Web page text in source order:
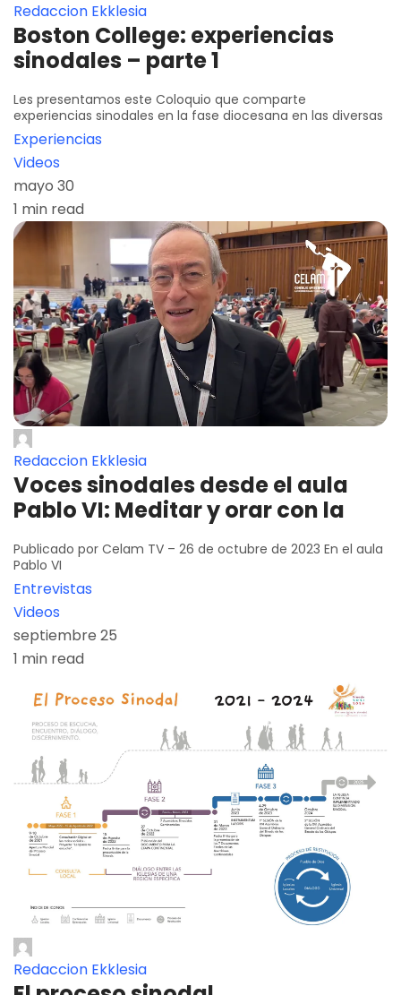
Redaccion Ekklesia
Boston College: experiencias
sinodales – parte 1
Les presentamos este Coloquio que comparte
experiencias sinodales en la fase diocesana en las diversas
Experiencias
Videos
mayo 30
1 min read
Redaccion Ekklesia
Voces sinodales desde el aula
Pablo VI: Meditar y orar con la
Publicado por Celam TV – 26 de octubre de 2023 En el aula
Pablo VI
Entrevistas
Videos
septiembre 25
1 min read
Redaccion Ekklesia